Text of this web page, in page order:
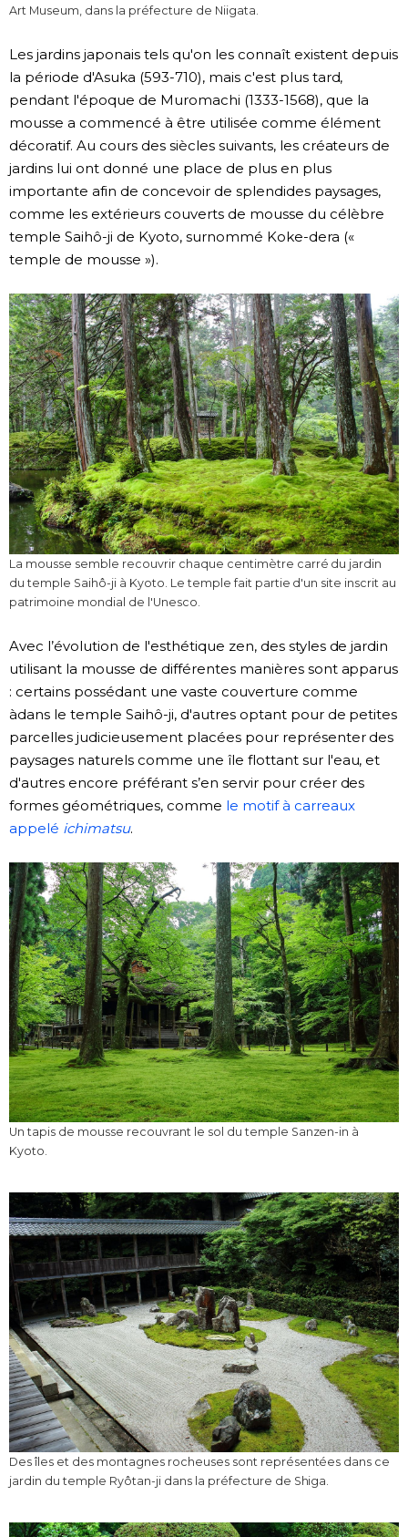
Art Museum, dans la préfecture de Niigata.
Les jardins japonais tels qu'on les connaît existent depuis
la période d'Asuka (593-710), mais c'est plus tard,
pendant l'époque de Muromachi (1333-1568), que la
mousse a commencé à être utilisée comme élément
décoratif. Au cours des siècles suivants, les créateurs de
jardins lui ont donné une place de plus en plus
importante afin de concevoir de splendides paysages,
comme les extérieurs couverts de mousse du célèbre
temple Saihô-ji de Kyoto, surnommé Koke-dera («
temple de mousse »).
La mousse semble recouvrir chaque centimètre carré du jardin
du temple Saihô-ji à Kyoto. Le temple fait partie d'un site inscrit au
patrimoine mondial de l'Unesco.
Avec l’évolution de l'esthétique zen, des styles de jardin
utilisant la mousse de différentes manières sont apparus
: certains possédant une vaste couverture comme
àdans le temple Saihô-ji, d'autres optant pour de petites
parcelles judicieusement placées pour représenter des
paysages naturels comme une île flottant sur l'eau, et
d'autres encore préférant s’en servir pour créer des
formes géométriques, comme le motif à carreaux
appelé ichimatsu.
Un tapis de mousse recouvrant le sol du temple Sanzen-in à
Kyoto.
Des îles et des montagnes rocheuses sont représentées dans ce
jardin du temple Ryôtan-ji dans la préfecture de Shiga.